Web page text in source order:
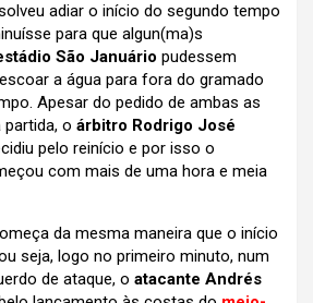
adiar o início do segundo tempo
para que algun(ma)s
São Januário pudessem
a água para fora do gramado
Apesar do pedido de ambas as
partida, o árbitro Rodrigo José
pelo reinício e por isso o
com mais de uma hora e meia
da mesma maneira que o início
seja, logo no primeiro minuto, num
de ataque, o atacante Andrés